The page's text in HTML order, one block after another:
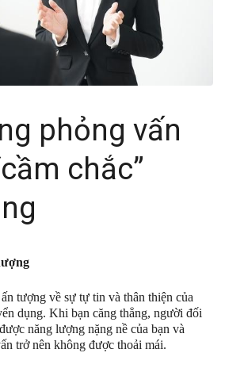
phỏng vấn
chắc”
tượng về sự tự tin và thân thiện của
dụng. Khi bạn căng thẳng, người đối
năng lượng nặng nề của bạn và
trở nên không được thoải mái.